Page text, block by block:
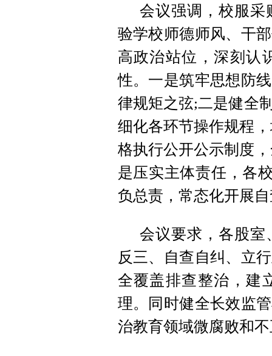
会议强调，校服采
验学校师德师风、干
高政治站位，深刻认
性。一是筑牢思想防
律规矩之弦;二是健全
细化各环节操作规程
格执行公开公示制度
是压实主体责任，各
负总责，常态化开展
会议要求，各股室
反三、自查自纠、立
全覆盖排查整治，建
理。同时健全长效监
治教育领域微腐败和